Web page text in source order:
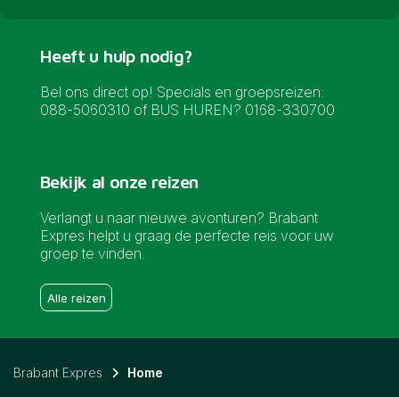
Heeft u hulp nodig?
Bel ons direct op! Specials en groepsreizen:
088-5060310 of BUS HUREN? 0168-330700
Bekijk al onze reizen
Verlangt u naar nieuwe avonturen? Brabant
Expres helpt u graag de perfecte reis voor uw
groep te vinden.
Alle reizen
Brabant Expres Home